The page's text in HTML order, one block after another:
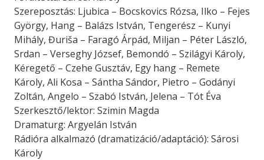
Szereposztás: Ljubica – Bocskovics Rózsa, Ilko – Fejes
György, Hang – Balázs István, Tengerész – Kunyi
Mihály, Đuriša – Faragó Árpád, Miljan – Péter László,
Srdan – Verseghy József, Bemondó – Szilágyi Károly,
Kéregető – Czehe Gusztáv, Egy hang – Remete
Károly, Ali Kosa – Sántha Sándor, Pietro – Godányi
Zoltán, Angelo – Szabó István, Jelena – Tót Éva
Szerkesztő/lektor: Szimin Magda
Dramaturg: Argyelán István
Rádióra alkalmazó (dramatizáció/adaptáció): Sárosi
Károly